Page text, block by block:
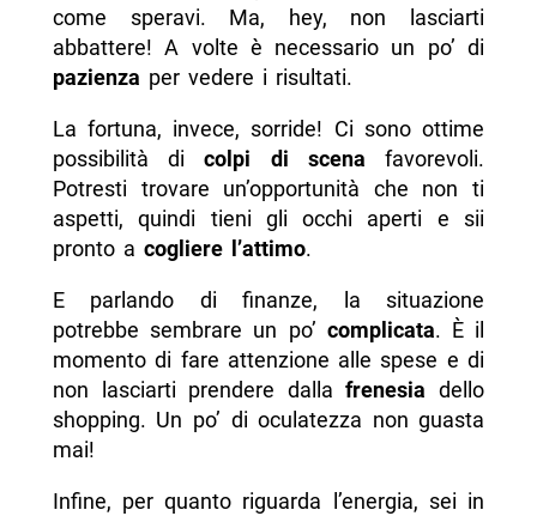
come speravi. Ma, hey, non lasciarti
abbattere! A volte è necessario un po’ di
pazienza per vedere i risultati.
La fortuna, invece, sorride! Ci sono ottime
possibilità dicolpi di scena favorevoli.
Potresti trovare un’opportunità che non ti
aspetti, quindi tieni gli occhi aperti e sii
pronto a cogliere l’attimo.
E parlando di finanze, la situazione
potrebbe sembrare un po’ complicata. È il
momento di fare attenzione alle spese e di
non lasciarti prendere dallafrenesia dello
shopping. Un po’ di oculatezza non guasta
mai!
Infine, per quanto riguarda l’energia, sei in